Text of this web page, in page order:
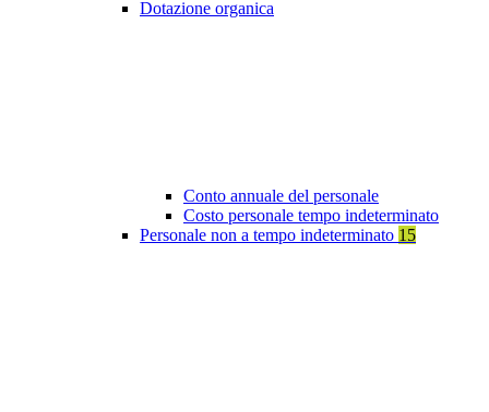
Dotazione organica
Conto annuale del personale
Costo personale tempo indeterminato
Personale non a tempo indeterminato 15